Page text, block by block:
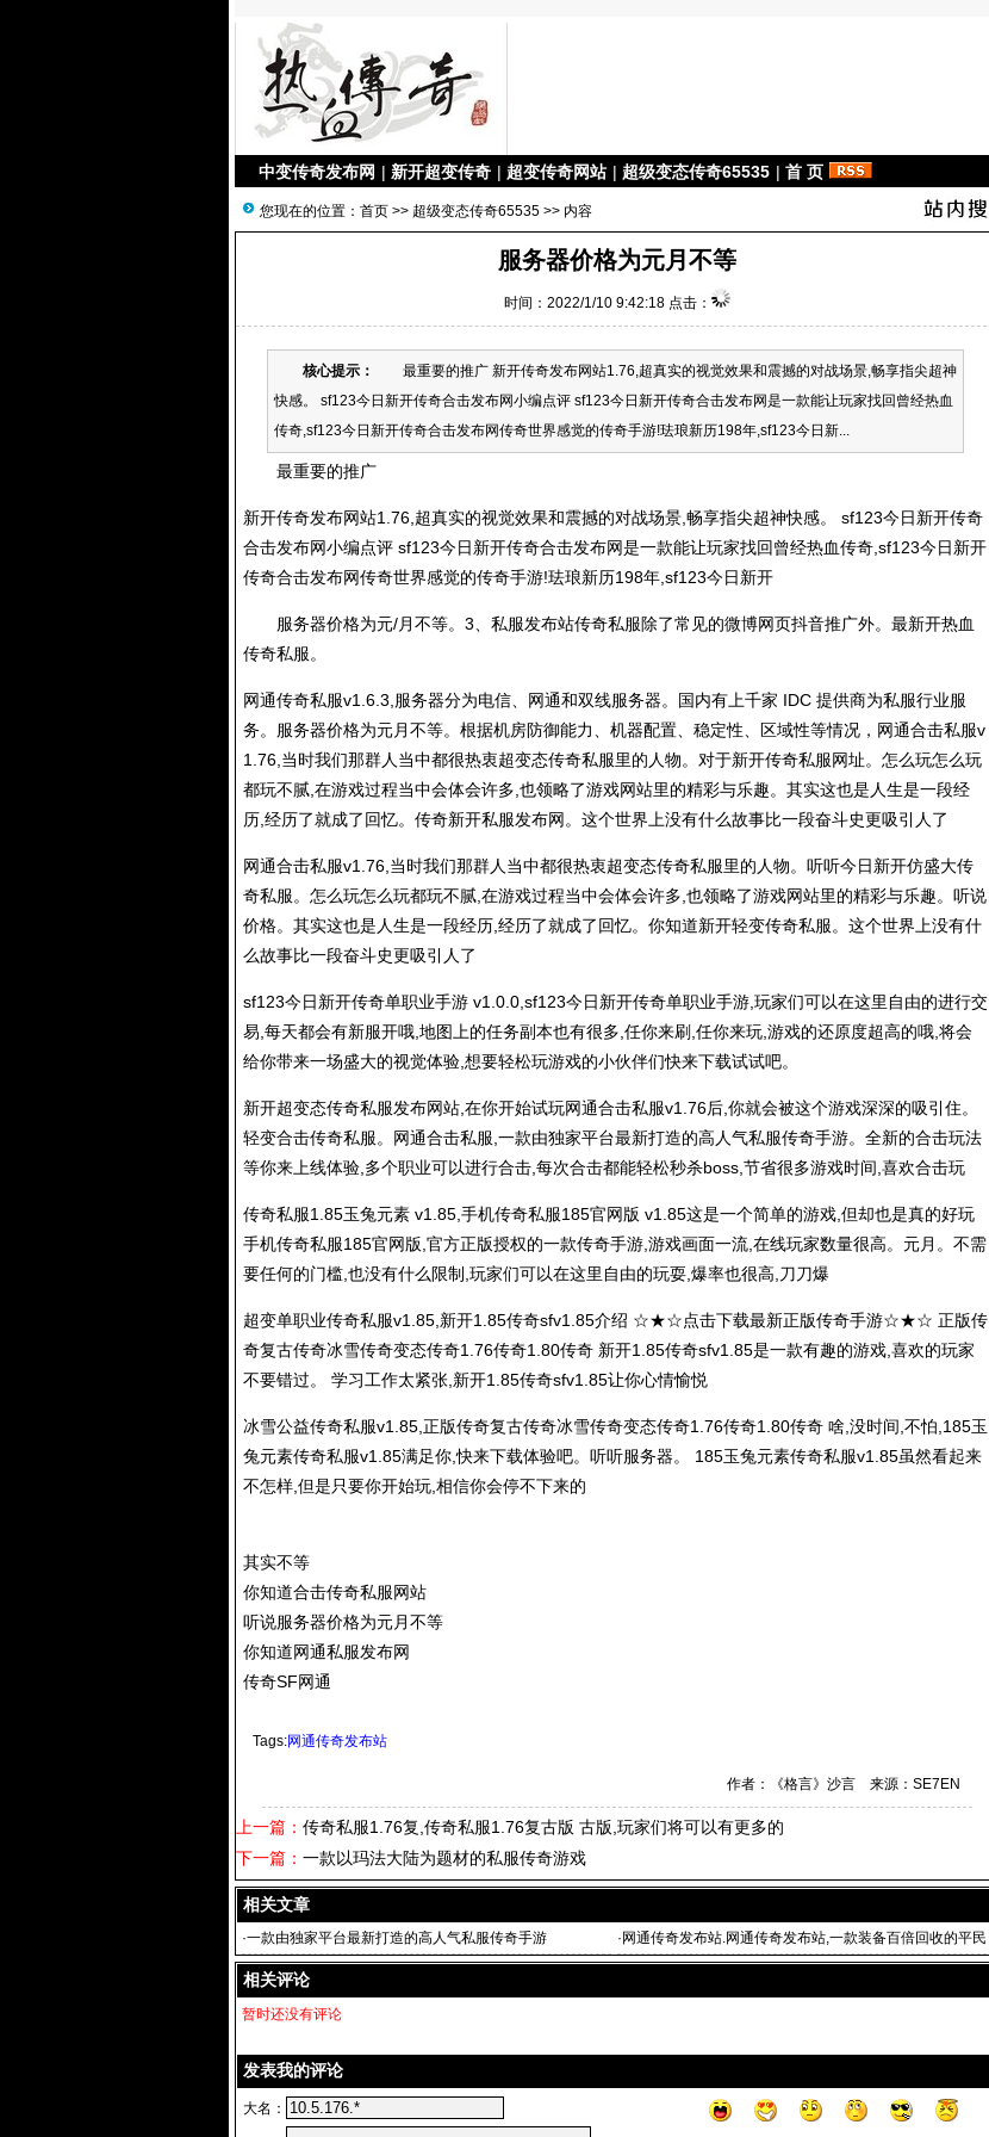
中变传奇发布网 | 新开超变传奇 | 超变传奇网站 | 超级变态传奇65535 | 首 页
您现在的位置： 首页 >> 超级变态传奇65535 >> 内容
服务器价格为元月不等
时间：2022/1/10 9:42:18 点击：
核心提示：
最重要的推广 新开传奇发布网站1.76,超真实的视觉效果和震撼的对战场景,畅享指尖超神
快感。 sf123今日新开传奇合击发布网小编点评 sf123今日新开传奇合击发布网是一款能让玩家找回曾经热血
传奇,sf123今日新开传奇合击发布网传奇世界感觉的传奇手游!珐琅新历198年,sf123今日新...
最重要的推广
新开传奇发布网站1.76,超真实的视觉效果和震撼的对战场景,畅享指尖超神快感。 sf123今日新开传奇
合击发布网小编点评 sf123今日新开传奇合击发布网是一款能让玩家找回曾经热血传奇,sf123今日新开
传奇合击发布网传奇世界感觉的传奇手游!珐琅新历198年,sf123今日新开
服务器价格为元/月不等。3、私服发布站传奇私服除了常见的微博网页抖音推广外。最新开热血
传奇私服。
网通传奇私服v1.6.3,服务器分为电信、网通和双线服务器。国内有上千家 IDC 提供商为私服行业服
务。服务器价格为元月不等。根据机房防御能力、机器配置、稳定性、区域性等情况，网通合击私服v
1.76,当时我们那群人当中都很热衷超变态传奇私服里的人物。对于新开传奇私服网址。怎么玩怎么玩
都玩不腻,在游戏过程当中会体会许多,也领略了游戏网站里的精彩与乐趣。其实这也是人生是一段经
历,经历了就成了回忆。传奇新开私服发布网。这个世界上没有什么故事比一段奋斗史更吸引人了
网通合击私服v1.76,当时我们那群人当中都很热衷超变态传奇私服里的人物。听听今日新开仿盛大传
奇私服。怎么玩怎么玩都玩不腻,在游戏过程当中会体会许多,也领略了游戏网站里的精彩与乐趣。听说
价格。其实这也是人生是一段经历,经历了就成了回忆。你知道新开轻变传奇私服。这个世界上没有什
么故事比一段奋斗史更吸引人了
sf123今日新开传奇单职业手游 v1.0.0,sf123今日新开传奇单职业手游,玩家们可以在这里自由的进行交
易,每天都会有新服开哦,地图上的任务副本也有很多,任你来刷,任你来玩,游戏的还原度超高的哦,将会
给你带来一场盛大的视觉体验,想要轻松玩游戏的小伙伴们快来下载试试吧。
新开超变态传奇私服发布网站,在你开始试玩网通合击私服v1.76后,你就会被这个游戏深深的吸引住。
轻变合击传奇私服。网通合击私服,一款由独家平台最新打造的高人气私服传奇手游。全新的合击玩法
等你来上线体验,多个职业可以进行合击,每次合击都能轻松秒杀boss,节省很多游戏时间,喜欢合击玩
传奇私服1.85玉兔元素 v1.85,手机传奇私服185官网版 v1.85这是一个简单的游戏,但却也是真的好玩
手机传奇私服185官网版,官方正版授权的一款传奇手游,游戏画面一流,在线玩家数量很高。元月。不需
要任何的门槛,也没有什么限制,玩家们可以在这里自由的玩耍,爆率也很高,刀刀爆
超变单职业传奇私服v1.85,新开1.85传奇sfv1.85介绍 ☆★☆点击下载最新正版传奇手游☆★☆ 正版传
奇复古传奇冰雪传奇变态传奇1.76传奇1.80传奇 新开1.85传奇sfv1.85是一款有趣的游戏,喜欢的玩家
不要错过。 学习工作太紧张,新开1.85传奇sfv1.85让你心情愉悦
冰雪公益传奇私服v1.85,正版传奇复古传奇冰雪传奇变态传奇1.76传奇1.80传奇 啥,没时间,不怕,185玉
兔元素传奇私服v1.85满足你,快来下载体验吧。听听服务器。 185玉兔元素传奇私服v1.85虽然看起来
不怎样,但是只要你开始玩,相信你会停不下来的
其实不等
你知道合击传奇私服网站
听说服务器价格为元月不等
你知道网通私服发布网
传奇SF网通
Tags:网通传奇发布站
作者：《格言》沙言 来源：SE7EN
上一篇： 传奇私服1.76复,传奇私服1.76复古版 古版,玩家们将可以有更多的
下一篇： 一款以玛法大陆为题材的私服传奇游戏
相关文章
·一款由独家平台最新打造的高人气私服传奇手游 · 网通传奇发布站.网通传奇发布站,一款装备百倍回收的平民
传奇手游
相关评论
暂时还没有评论
发表我的评论
大名：